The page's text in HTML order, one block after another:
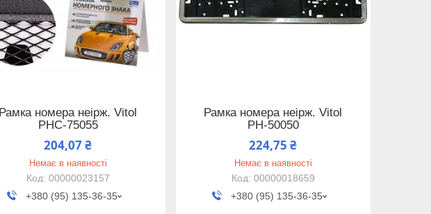
Рамка номера неірж. Vitol
РНС-75055
204,07 ₴
Немає в наявності
00000023157
+380 (95) 135-36-35
Рамка номера неірж. Vitol
РН-50050
224,75 ₴
Немає в наявності
00000018659
+380 (95) 135-36-35